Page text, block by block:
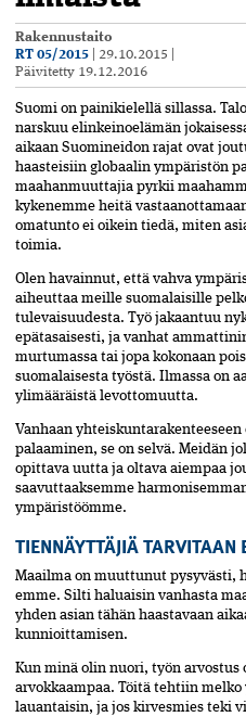
Rakennustaito
RT 05/2015
29.10.2015
Päivitetty 19.12.2016
Suomi on painikielellä sillassa.
narskuu elinkeinoelämän
aikaan Suomineidon rajat ovat
haasteisiin globaalin ympäristön
maahanmuuttajia pyrkii
kykenemme heitä
omatunto ei oikein tiedä, miten
toimia.
Olen havainnut, että vahva
aiheuttaa meille suomalaisille
tulevaisuudesta. Työ jakaantuu
epätasaisesti, ja vanhat
murtumassa tai jopa kokonaan
suomalaisesta työstä. Ilmassa on
ylimääräistä levottomuutta.
Vanhaan yhteiskuntarakenteeseen
palaaminen, se on selvä. Meidän
opittava uutta ja oltava aiempaa
saavuttaaksemme
ympäristöömme.
TIENNÄYTTÄJIÄ TARVITAAN
Maailma on muuttunut pysyvästi,
emme. Silti haluaisin vanhasta
yhden asian tähän haastavaan
kunnioittamisen.
Kun minä olin nuori, työn arvostus
arvokkaampaa. Töitä tehtiin melko
lauantaisin, ja jos kirvesmies teki